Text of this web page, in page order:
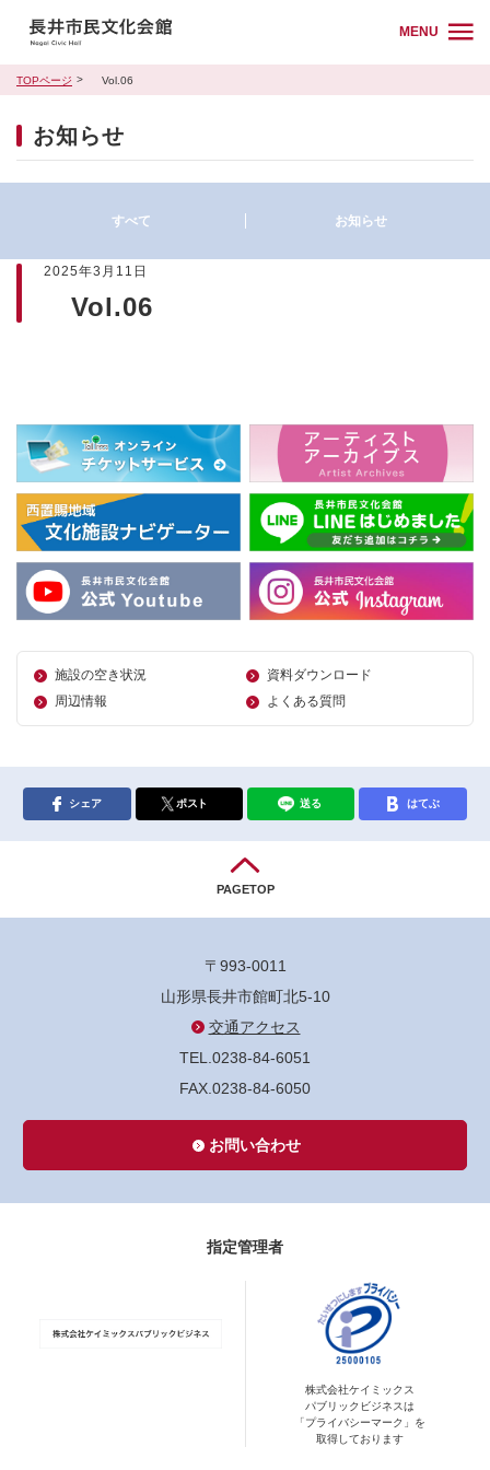
MENU
TOPページ Vol.06
お知らせ
すべて お知らせ
2025年3月11日
Vol.06
施設の空き状況
資料ダウンロード
周辺情報
よくある質問
シェア ポスト 送る はてぶ
PAGETOP
〒993-0011
山形県長井市館町北5-10
交通アクセス
TEL.0238-84-6051
FAX.0238-84-6050
お問い合わせ
指定管理者
株式会社ケイミックス
パブリックビジネスは
「プライバシーマーク」を
取得しております